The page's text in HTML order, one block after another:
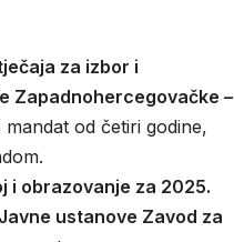
za izbor i
Zapadnohercegovačke –
od četiri godine,
i obrazovanje za 2025.
ustanove Zavod za